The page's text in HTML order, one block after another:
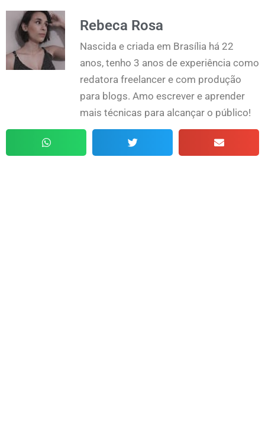
Rebeca Rosa
Nascida e criada em Brasília há 22
anos, tenho 3 anos de experiência como
redatora freelancer e com produção
para blogs. Amo escrever e aprender
mais técnicas para alcançar o público!